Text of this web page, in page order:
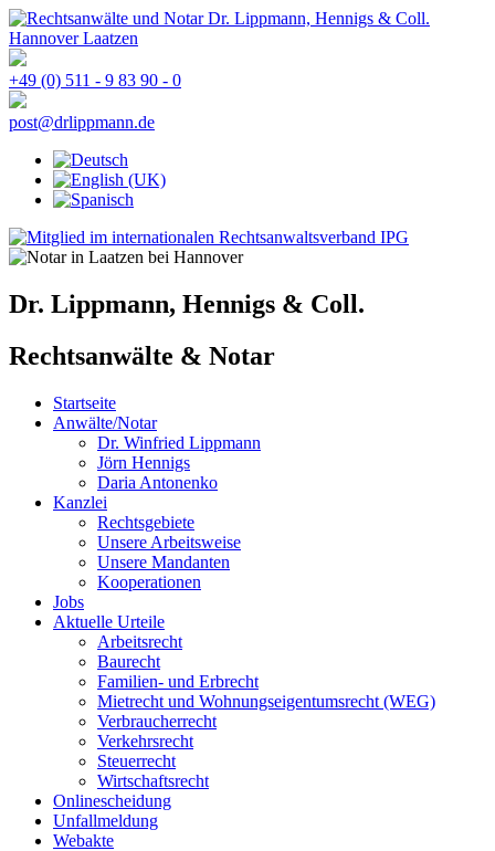
+49 (0) 511 - 9 83 90 - 0
post@drlippmann.de
Dr. Lippmann, Hennigs & Coll.
Rechtsanwälte & Notar
Startseite
Anwälte/Notar
Dr. Winfried Lippmann
Jörn Hennigs
Daria Antonenko
Kanzlei
Rechtsgebiete
Unsere Arbeitsweise
Unsere Mandanten
Kooperationen
Jobs
Aktuelle Urteile
Arbeitsrecht
Baurecht
Familien- und Erbrecht
Mietrecht und Wohnungseigentumsrecht (WEG)
Verbraucherrecht
Verkehrsrecht
Steuerrecht
Wirtschaftsrecht
Onlinescheidung
Unfallmeldung
Webakte